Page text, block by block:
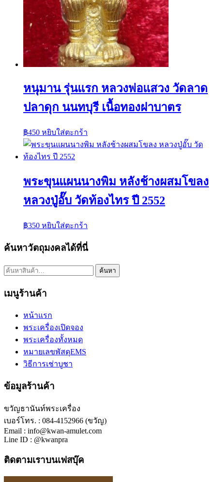
หนุมาน รุ่นแรก หลวงพ่อแสวง วัดลาด
ปลาดุก นนทบุรี เนื้อทองฝาบาตร
฿450 หยิบใส่ตะกร้า
พระขุนแผนนางพิม หลังช้างผสมโขลง
หลวงปู่อั๊บ วัดท้องไทร ปี 2552
฿350 หยิบใส่ตะกร้า
ค้นหาวัตถุมงคลได้ที่นี่
ค้นหา: ค้นหา
เมนูร้านค้า
หน้าแรก
พระเครื่องเปิดจอง
พระเครื่องทั้งหมด
หมายเลขพัสดุEMS
วิธีการเช่าบูชา
ข้อมูลร้านค้า
ขวัญธานันท์พระเครื่อง
เบอร์โทร. : 084-4152966 (ขวัญ)
Email : info@kwan-amulet.com
Line ID : @kwanpra
ติดตามเราบนเฟสบุ๊ค